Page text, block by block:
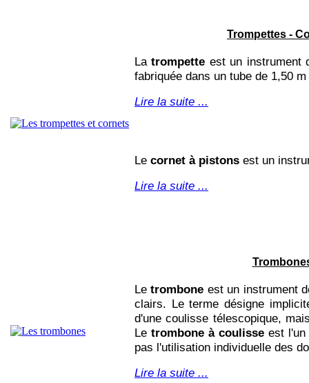
Trompettes -
Latrompette est un instrument
fabriquée dans un tube de 1,50 m
Lire la suite ...
Le cornet à pistons est un
Lire la suite ...
Letrombone est un instrument
clairs. Le terme désigne
d'une coulisse télescopique,
Letrombone à coulisse est
pas l'utilisation individuelle des
Lire la suite ...